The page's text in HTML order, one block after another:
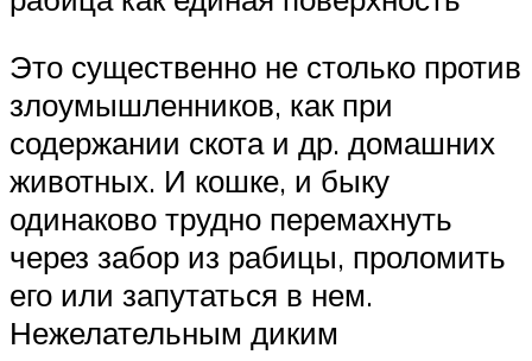
Это существенно не столько против
злоумышленников, как при
содержании скота и др. домашних
животных. И кошке, и быку
одинаково трудно перемахнуть
через забор из рабицы, проломить
его или запутаться в нем.
Нежелательным диким